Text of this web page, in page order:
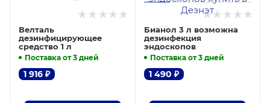
Велталь
дезинфицирующее
средство 1 л
Поставка от 3 дней
1 916 ₽
Бианол 3 л возможна
дезинфекция
эндоскопов
Поставка от 3 дней
1 490 ₽